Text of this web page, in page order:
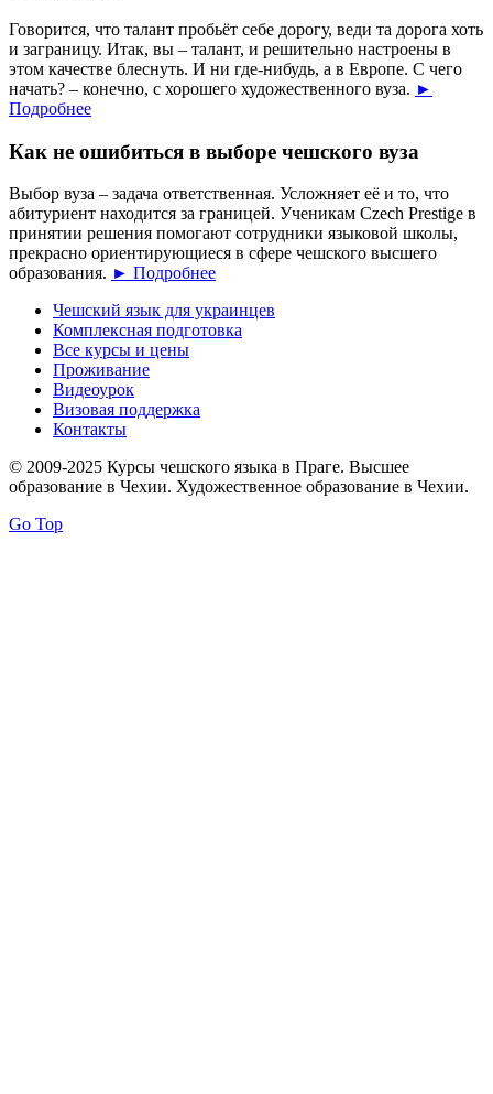
Говорится, что талант пробьёт себе дорогу, веди та дорога хоть
и заграницу. Итак, вы – талант, и решительно настроены в
этом качестве блеснуть. И ни где-нибудь, а в Европе. С чего
начать? – конечно, с хорошего художественного вуза. ►
Подробнее
Как не ошибиться в выборе чешского вуза
Выбор вуза – задача ответственная. Усложняет её и то, что
абитуриент находится за границей. Ученикам Czech Prestige в
принятии решения помогают сотрудники языковой школы,
прекрасно ориентирующиеся в сфере чешского высшего
образования. ► Подробнее
Чешский язык для украинцев
Комплексная подготовка
Все курсы и цены
Проживание
Видеоурок
Визовая поддержка
Контакты
© 2009-2025 Курсы чешского языка в Праге. Высшее
образование в Чехии. Художественное образование в Чехии.
Go Top